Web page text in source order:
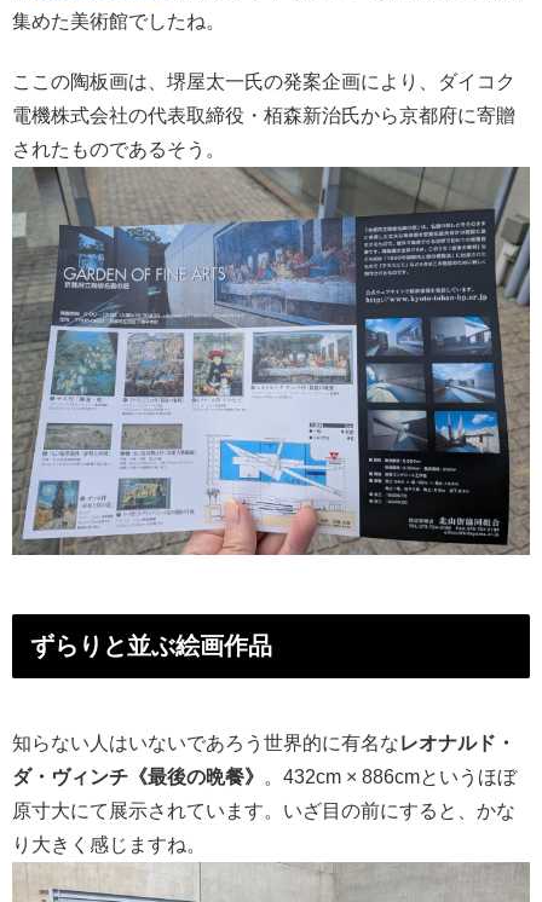
集めた美術館でしたね。
ここの陶板画は、堺屋太一氏の発案企画により、ダイコク
電機株式会社の代表取締役・栢森新治氏から京都府に寄贈
されたものであるそう。
ずらりと並ぶ絵画作品
知らない人はいないであろう世界的に有名なレオナルド・
ダ・ヴィンチ《最後の晩餐》 。432cm × 886cmというほぼ
原寸大にて展示されています。いざ目の前にすると、かな
り大きく感じますね。